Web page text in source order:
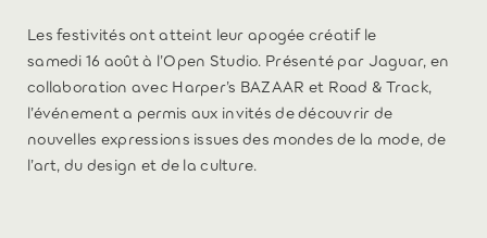
Les festivités ont atteint leur apogée créatif le
samedi 16 août à l’Open Studio. Présenté par Jaguar, en
collaboration avec Harper’s BAZAAR et Road & Track,
l’événement a permis aux invités de découvrir de
nouvelles expressions issues des mondes de la mode, de
l’art, du design et de la culture.